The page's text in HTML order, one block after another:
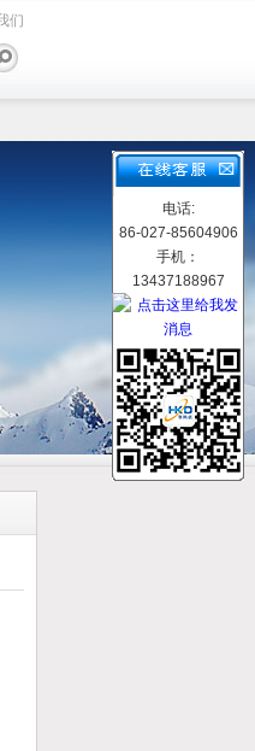
们
电话:
86-027-85604906
手机：
13437188967